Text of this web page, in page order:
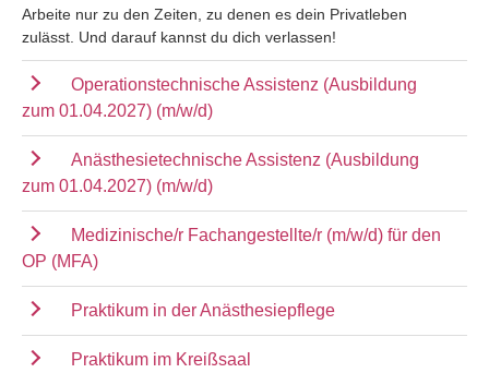
Arbeite nur zu den Zeiten, zu denen es dein Privatleben
zulässt. Und darauf kannst du dich verlassen!
Operationstechnische Assistenz (Ausbildung
zum 01.04.2027) (m/w/d)
Anästhesietechnische Assistenz (Ausbildung
zum 01.04.2027) (m/w/d)
Medizinische/r Fachangestellte/r (m/w/d) für den
OP (MFA)
Praktikum in der Anästhesiepflege
Praktikum im Kreißsaal